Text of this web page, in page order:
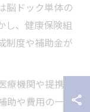
脳ドック単体の
し、健康保険組
制度や補助金が
機関や提携施
助や費用の一部